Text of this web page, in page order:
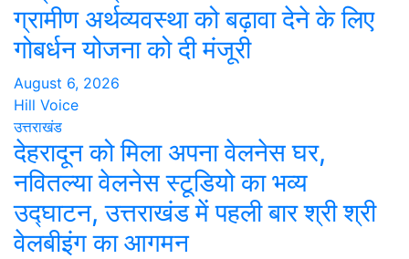
ग्रामीण अर्थव्यवस्था को बढ़ावा देने के लिए
गोबर्धन योजना को दी मंजूरी
August 6, 2026
Hill Voice
उत्तराखंड
देहरादून को मिला अपना वेलनेस घर,
नवितल्या वेलनेस स्टूडियो का भव्य
उद्घाटन, उत्तराखंड में पहली बार श्री श्री
वेलबीइंग का आगमन